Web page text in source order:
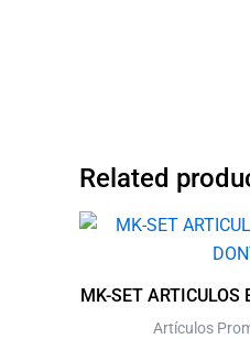
Related
MK-SET ARTICULOS
Artículos